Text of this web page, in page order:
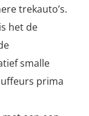
trekauto’s.
het de
smalle
prima